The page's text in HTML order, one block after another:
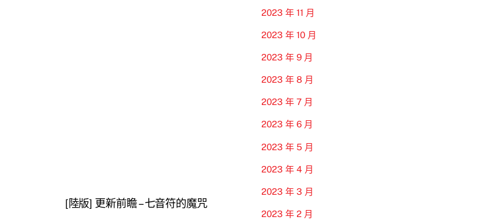
[陸版] 更新前瞻 – 七音符的魔咒
2023 年 11 月
2023 年 10 月
2023 年 9 月
2023 年 8 月
2023 年 7 月
2023 年 6 月
2023 年 5 月
2023 年 4 月
2023 年 3 月
2023 年 2 月